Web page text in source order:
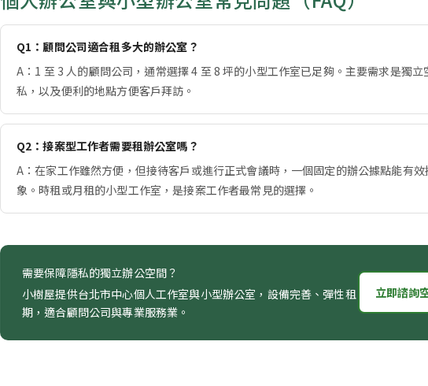
Q1：顧問公司適合租多大的辦公室？
A：1 至 3 人的顧問公司，通常選擇 4 至 8 坪的小型工作室已足夠。主要需求是獨立
私，以及便利的地點方便客戶拜訪。
Q2：接案型工作者需要租辦公室嗎？
A：在家工作雖然方便，但接待客戶或進行正式會議時，一個固定的辦公據點能有
象。時租或月租的小型工作室，是接案工作者最常見的選擇。
需要保障隱私的獨立辦公空間？
小樹屋提供台北市中心個人工作室與小型辦公室，設備完善、彈性租
期，適合顧問公司與專業服務業。
立即諮詢